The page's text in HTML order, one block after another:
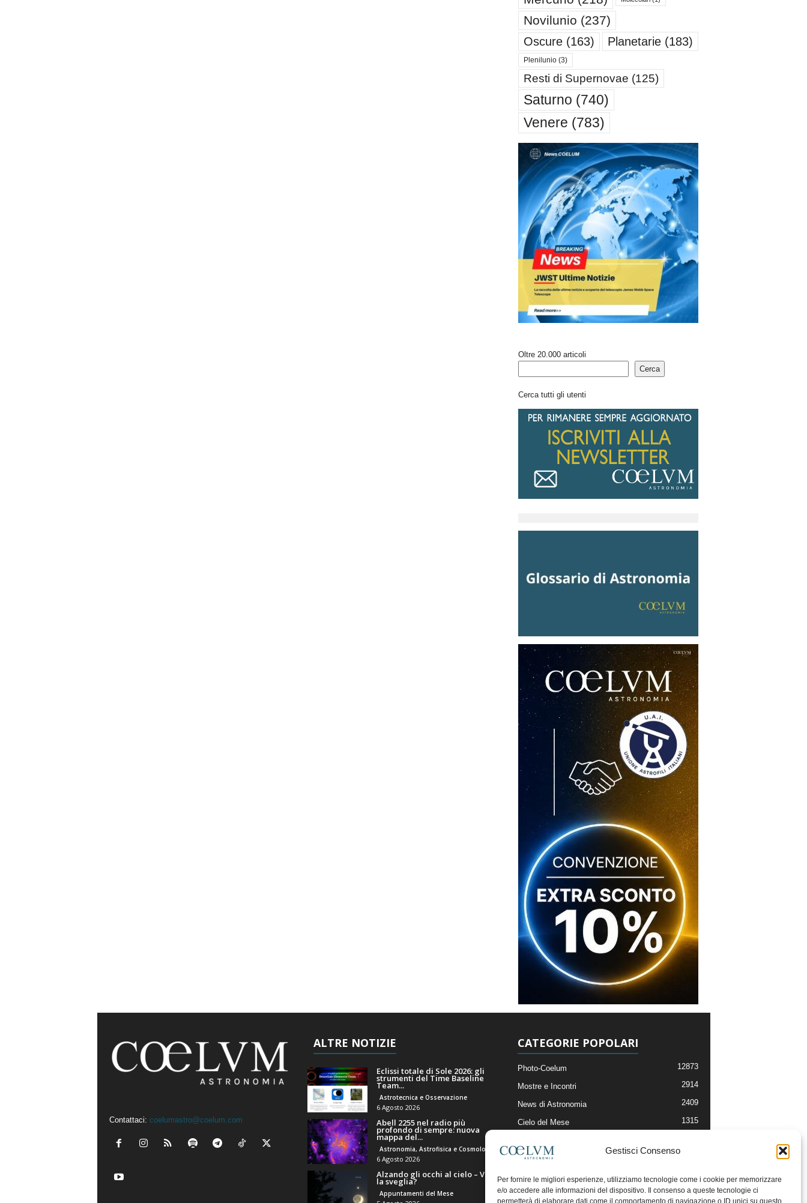
Gestisci Consenso
Per fornire le migliori esperienze, utilizziamo tecnologie come i cookie per memorizzare
e/o accedere alle informazioni del dispositivo. Il consenso a queste tecnologie ci
permetterà di elaborare dati come il comportamento di navigazione o ID unici su questo
Novilunio (237)
Oscure(163) Planetarie(183)
Plenilunio(3)
Resti di Supernovae (125)
Saturno (740)
Venere (783)
Oltre 20.000 articoli
Cerca
Cerca tutti gli utenti
Contattaci: coelumastro@coelum.com
ALTRE NOTIZIE
Eclissi totale di Sole 2026: gli
strumenti del Time Baseline
Team...
Astrotecnica e Osservazione
6 Agosto 2026
Abell 2255 nel radio più
profondo di sempre: nuova
mappa del...
Astronomia, Astrofisica e Cosmologia
6 Agosto 2026
Alzando gli occhi al cielo – Vale
la sveglia?
Appuntamenti del Mese
CATEGORIE POPOLARI
Photo-Coelum 12873
Mostre e Incontri 2914
News di Astronomia 2409
Cielo del Mese 1315
Articoli e Risorse On-Line
Il Blog della Redazione